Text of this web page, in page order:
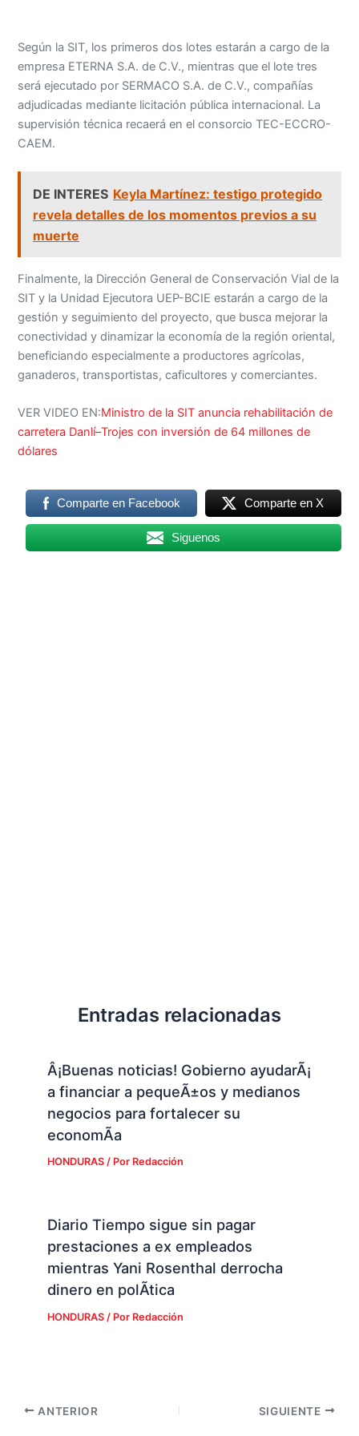
Según la SIT, los primeros dos lotes estarán a cargo de la
empresa ETERNA S.A. de C.V., mientras que el lote tres
será ejecutado por SERMACO S.A. de C.V., compañías
adjudicadas mediante licitación pública internacional. La
supervisión técnica recaerá en el consorcio TEC-ECCRO-
CAEM.
DE INTERES Keyla Martínez: testigo protegido
revela detalles de los momentos previos a su
muerte
Finalmente, la Dirección General de Conservación Vial de la
SIT y la Unidad Ejecutora UEP-BCIE estarán a cargo de la
gestión y seguimiento del proyecto, que busca mejorar la
conectividad y dinamizar la economía de la región oriental,
beneficiando especialmente a productores agrícolas,
ganaderos, transportistas, caficultores y comerciantes.
VER VIDEO EN:Ministro de la SIT anuncia rehabilitación de
carretera Danlí–Trojes con inversión de 64 millones de
dólares
Comparte en Facebook Comparte en X
Siguenos
Entradas relacionadas
Â¡Buenas noticias! Gobierno ayudarÃ¡
a financiar a pequeÃ±os y medianos
negocios para fortalecer su
economÃ­a
HONDURAS/ Por Redacción
Diario Tiempo sigue sin pagar
prestaciones a ex empleados
mientras Yani Rosenthal derrocha
dinero en polÃ­tica
HONDURAS/ Por Redacción
ANTERIOR SIGUIENTE